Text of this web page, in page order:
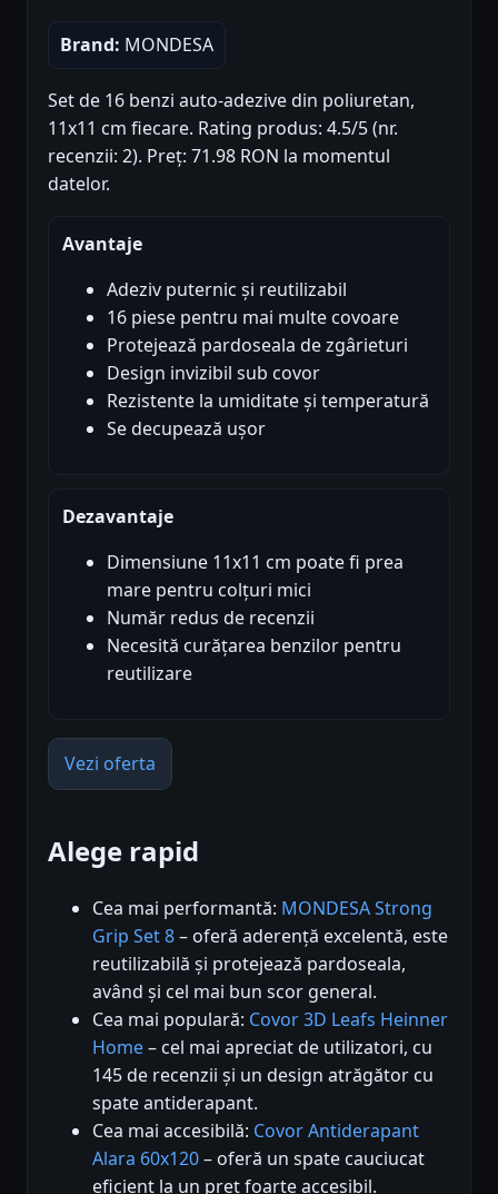
Brand: MONDESA
Set de 16 benzi auto-adezive din poliuretan,
11x11 cm fiecare. Rating produs: 4.5/5 (nr.
recenzii: 2). Preț: 71.98 RON la momentul
datelor.
Avantaje
Adeziv puternic și reutilizabil
16 piese pentru mai multe covoare
Protejează pardoseala de zgârieturi
Design invizibil sub covor
Rezistente la umiditate și temperatură
Se decupează ușor
Dezavantaje
Dimensiune 11x11 cm poate fi prea
mare pentru colțuri mici
Număr redus de recenzii
Necesită curățarea benzilor pentru
reutilizare
Vezi oferta
Alege rapid
Cea mai performantă: MONDESA Strong
Grip Set 8– oferă aderență excelentă, este
reutilizabilă și protejează pardoseala,
având și cel mai bun scor general.
Cea mai populară: Covor 3D Leafs Heinner
Home– cel mai apreciat de utilizatori, cu
145 de recenzii și un design atrăgător cu
spate antiderapant.
Cea mai accesibilă: Covor Antiderapant
Alara 60x120– oferă un spate cauciucat
eficient la un preț foarte accesibil.